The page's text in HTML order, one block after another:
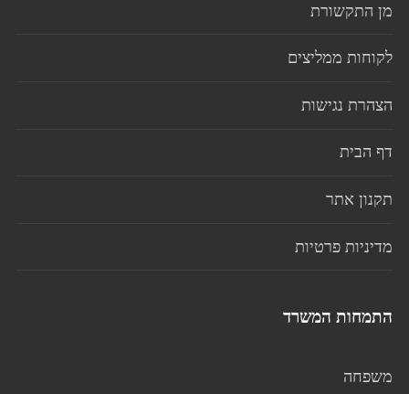
מן התקשורת
לקוחות ממליצים
הצהרת נגישות
דף הבית
תקנון אתר
מדיניות פרטיות
התמחות המשרד
משפחה